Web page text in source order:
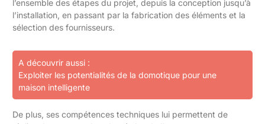
l’ensemble des étapes du projet, depuis la conception jusqu’à
l’installation, en passant par la fabrication des éléments et la
sélection des fournisseurs.
A découvrir aussi :
Exploiter les potentialités de la domotique pour une
maison intelligente
De plus, ses compétences techniques lui permettent de